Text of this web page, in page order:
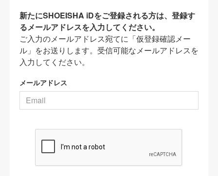
新たにSHOEISHA iDをご登録される方は、登録す
るメールアドレスを入力してください。
ご入力のメールアドレス宛てに「仮登録確認メー
ル」をお送りします。受信可能なメールアドレスを
入力してください。
メールアドレス